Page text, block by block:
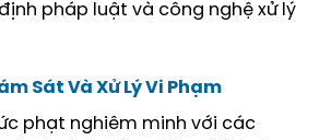
pháp luật và công nghệ xử lý
Sát Và Xử Lý Vi Phạm
phạt nghiêm minh với các